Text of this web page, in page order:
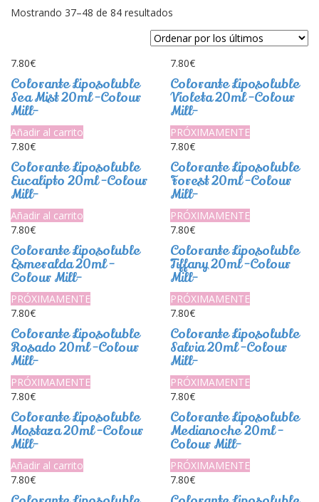
Mostrando 37–48 de 84 resultados
los
7.80€
Colorante Liposoluble
Sea Mist 20ml -Colour
Mill-
Añadir al carrito
7.80€
Colorante Liposoluble
Violeta 20ml -Colour
Mill-
PRÓXIMAMENTE
7.80€
Colorante Liposoluble
Eucalipto 20ml -Colour
Mill-
Añadir al carrito
7.80€
Colorante Liposoluble
Forest 20ml -Colour
Mill-
PRÓXIMAMENTE
7.80€
Colorante Liposoluble
Esmeralda 20ml -
Colour Mill-
PRÓXIMAMENTE
7.80€
Colorante Liposoluble
Tiffany 20ml -Colour
Mill-
PRÓXIMAMENTE
7.80€
Colorante Liposoluble
Rosado 20ml -Colour
Mill-
PRÓXIMAMENTE
7.80€
Colorante Liposoluble
Salvia 20ml -Colour
Mill-
PRÓXIMAMENTE
7.80€
Colorante Liposoluble
Mostaza 20ml -Colour
Mill-
Añadir al carrito
7.80€
Colorante Liposoluble
Medianoche 20ml -
Colour Mill-
PRÓXIMAMENTE
7.80€ 7.80€